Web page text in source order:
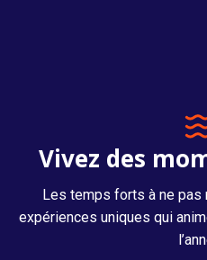
Vivez des
Les temps forts à ne pas
expériences uniques qui